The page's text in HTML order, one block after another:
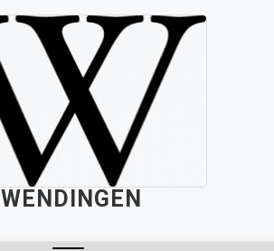
WENDINGEN